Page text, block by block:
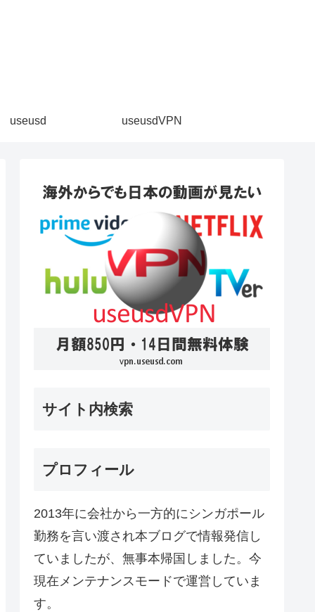
useusd useusdVPN
サイト内検索
プロフィール
2013年に会社から一方的にシンガポール
勤務を言い渡され本ブログで情報発信し
ていましたが、無事本帰国しました。今
現在メンテナンスモードで運営していま
す。